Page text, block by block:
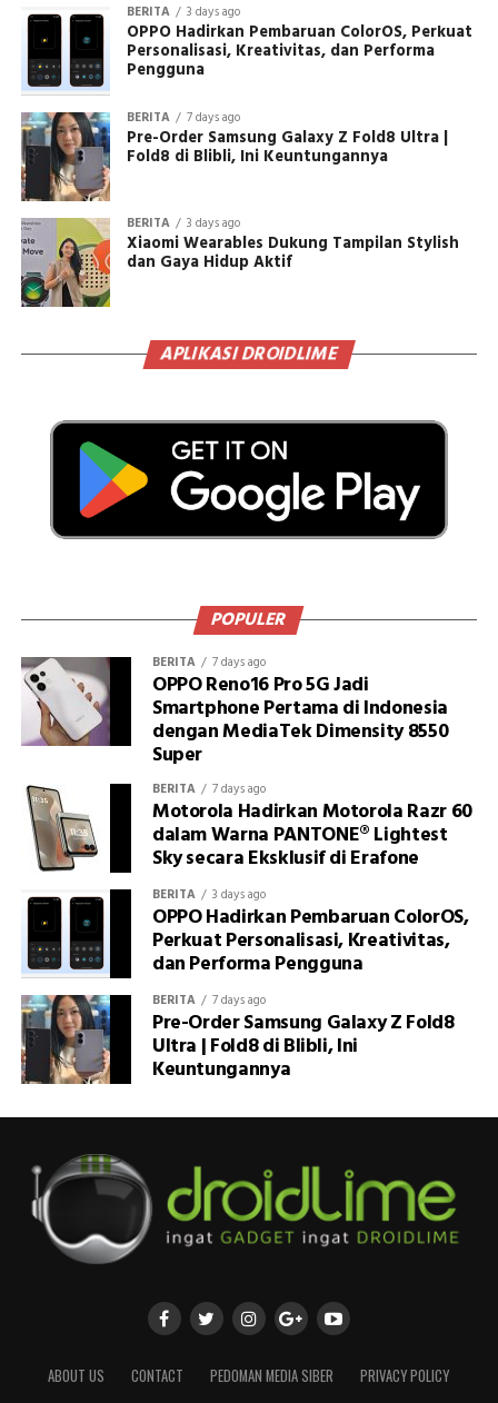
BERITA 3 days ago
OPPO Hadirkan Pembaruan ColorOS, Perkuat
Personalisasi, Kreativitas, dan Performa
Pengguna
BERITA 7 days ago
Pre-Order Samsung Galaxy Z Fold8 Ultra |
Fold8 di Blibli, Ini Keuntungannya
BERITA 3 days ago
Xiaomi Wearables Dukung Tampilan Stylish
dan Gaya Hidup Aktif
APLIKASI DROIDLIME
POPULER
BERITA 7 days ago
OPPO Reno16 Pro 5G Jadi
Smartphone Pertama di Indonesia
dengan MediaTek Dimensity 8550
Super
BERITA 7 days ago
Motorola Hadirkan Motorola Razr 60
dalam Warna PANTONE® Lightest
Sky secara Eksklusif di Erafone
BERITA 3 days ago
OPPO Hadirkan Pembaruan ColorOS,
Perkuat Personalisasi, Kreativitas,
dan Performa Pengguna
BERITA 7 days ago
Pre-Order Samsung Galaxy Z Fold8
Ultra | Fold8 di Blibli, Ini
Keuntungannya
ABOUT US CONTACT PEDOMAN MEDIA SIBER PRIVACY POLICY